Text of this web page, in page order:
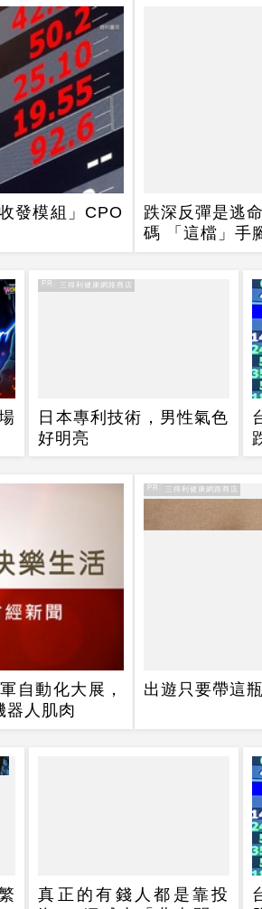
發模組」CPO
跌深反彈是逃
碼 「這檔」手
PR
日本專利技術，男性氣色
好明亮
PR・三得利健康網路商店
自動化大展，
器人肌肉
PR
出遊只要帶這
PR・三得利健康網路商店
真正的有錢人都是靠投